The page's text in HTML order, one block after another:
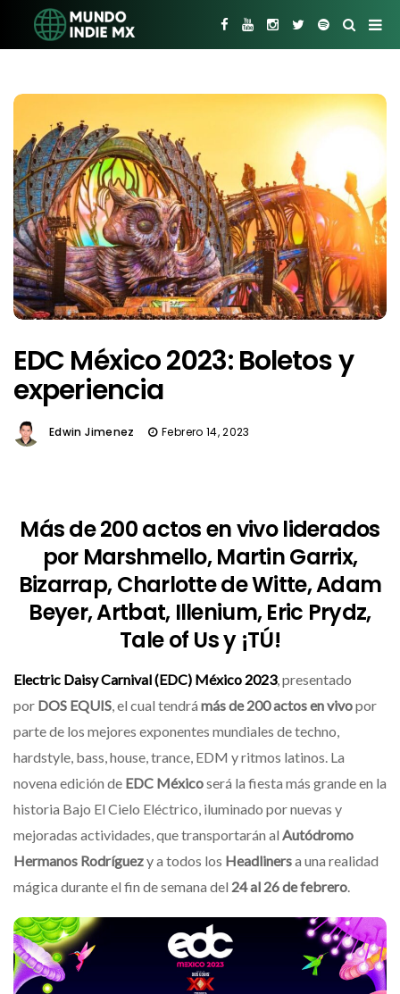
EDC México 2023: Boletos y
experiencia
Edwin Jimenez Febrero 14, 2023
Más de 200 actos en vivo liderados
por Marshmello, Martin Garrix,
Bizarrap, Charlotte de Witte, Adam
Beyer, Artbat, Illenium, Eric Prydz,
Tale of Us y ¡TÚ!
Electric Daisy Carnival (EDC) México 2023, presentado
por DOS EQUIS, el cual tendrá más de 200 actos en vivopor
parte de los mejores exponentes mundiales de techno,
hardstyle, bass, house, trance, EDM y ritmos latinos. La
novena edición de EDC Méxicoserá la fiesta más grande en la
historia Bajo El Cielo Eléctrico, iluminado por nuevas y
mejoradas actividades, que transportarán al Autódromo
Hermanos Rodríguezy a todos los Headlinersa una realidad
mágica durante el fin de semana del 24 al 26 de febrero.